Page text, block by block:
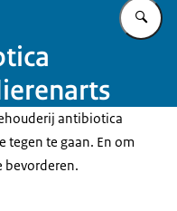
antibiotica
te gaan. En om
bevorderen.